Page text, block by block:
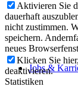
Jobs &
Aktivieren Sie
dauerhaft
nicht zustimmen.
speichern.
neues
Klicken Sie
deaktivieren.
Statistiken